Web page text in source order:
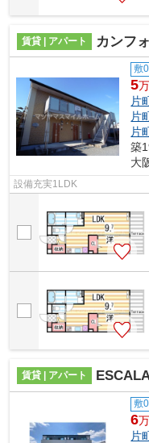
賃貸 | アパート カンフ
敷0
5
片
片
片
築
大
設備充実1LDK
賃貸 | アパート
敷0
6
片